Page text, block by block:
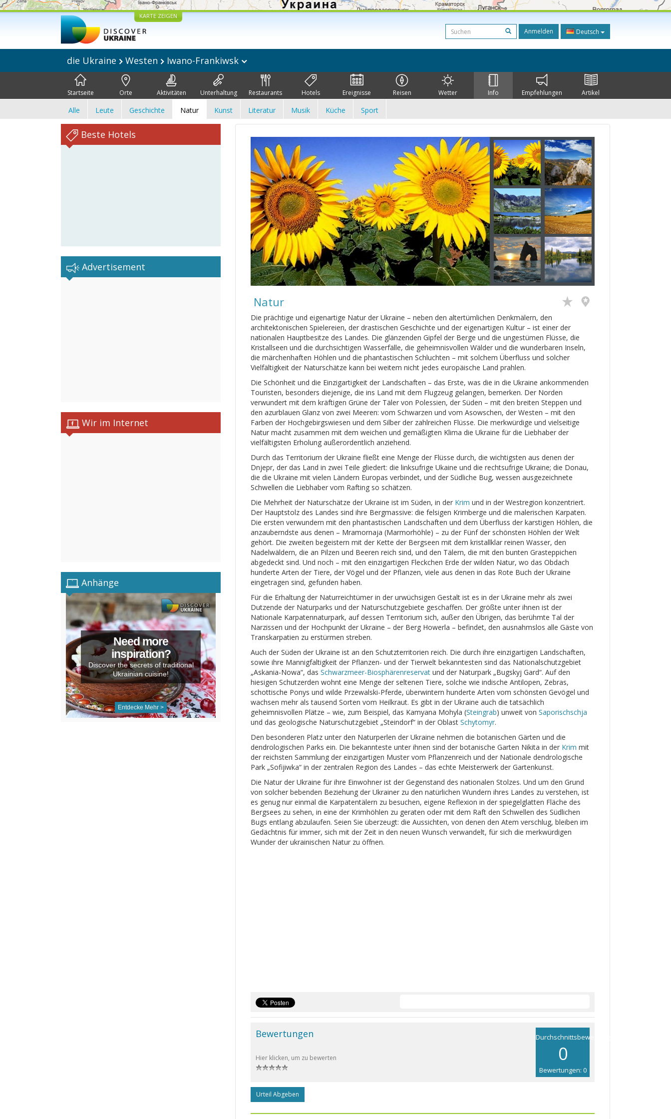
KARTE ZEIGEN
Anmelden Deutsch
die Ukraine Westen Iwano-Frankiwsk
Startseite Orte Aktivitäten Unterhaltung Restaurants Hotels Ereignisse Reisen Wetter Info Empfehlungen Artikel
Alle Leute Geschichte Natur Kunst Literatur Musik Küche Sport
Beste Hotels
Advertisement
Wir im Internet
Anhänge
Need more
inspiration?
Discover the secrets of traditional
Ukrainian cuisine!
Entdecke Mehr >
Natur
Die prächtige und eigenartige Natur der Ukraine – neben den altertümlichen Denkmälern, den
architektonischen Spielereien, der drastischen Geschichte und der eigenartigen Kultur – ist einer der
nationalen Hauptbesitze des Landes. Die glänzenden Gipfel der Berge und die ungestümen Flüsse, die
Kristallseen und die durchsichtigen Wasserfälle, die geheimnisvollen Wälder und die wunderbaren Inseln,
die märchenhaften Höhlen und die phantastischen Schluchten – mit solchem Überfluss und solcher
Vielfältigkeit der Naturschätze kann bei weitem nicht jedes europäische Land prahlen.
Die Schönheit und die Einzigartigkeit der Landschaften – das Erste, was die in die Ukraine ankommenden
Touristen, besonders diejenige, die ins Land mit dem Flugzeug gelangen, bemerken. Der Norden
verwundert mit dem kräftigen Grüne der Täler von Polessien, der Süden – mit den breiten Steppen und
den azurblauen Glanz von zwei Meeren: vom Schwarzen und vom Asowschen, der Westen – mit den
Farben der Hochgebirgswiesen und dem Silber der zahlreichen Flüsse. Die merkwürdige und vielseitige
Natur macht zusammen mit dem weichen und gemäßigten Klima die Ukraine für die Liebhaber der
vielfältigsten Erholung außerordentlich anziehend.
Durch das Territorium der Ukraine fließt eine Menge der Flüsse durch, die wichtigsten aus denen der
Dnjepr, der das Land in zwei Teile gliedert: die linksufrige Ukaine und die rechtsufrige Ukraine; die Donau,
die die Ukraine mit vielen Ländern Europas verbindet, und der Südliche Bug, wessen ausgezeichnete
Schwellen die Liebhaber vom Rafting so schätzen.
Die Mehrheit der Naturschätze der Ukraine ist im Süden, in der Krim und in der Westregion konzentriert.
Der Hauptstolz des Landes sind ihre Bergmassive: die felsigen Krimberge und die malerischen Karpaten.
Die ersten verwundern mit den phantastischen Landschaften und dem Überfluss der karstigen Höhlen, die
anzauberndste aus denen – Mramornaja (Marmorhöhle) – zu der Fünf der schönsten Höhlen der Welt
gehört. Die zweiten begeistern mit der Kette der Bergseen mit dem kristallklar reinen Wasser, den
Nadelwäldern, die an Pilzen und Beeren reich sind, und den Tälern, die mit den bunten Grasteppichen
abgedeckt sind. Und noch – mit den einzigartigen Fleckchen Erde der wilden Natur, wo das Obdach
hunderte Arten der Tiere, der Vögel und der Pflanzen, viele aus denen in das Rote Buch der Ukraine
eingetragen sind, gefunden haben.
Für die Erhaltung der Naturreichtümer in der urwüchsigen Gestalt ist es in der Ukraine mehr als zwei
Dutzende der Naturparks und der Naturschutzgebiete geschaffen. Der größte unter ihnen ist der
Nationale Karpatennaturpark, auf dessen Territorium sich, außer den Übrigen, das berühmte Tal der
Narzissen und der Hochpunkt der Ukraine – der Berg Howerla – befindet, den ausnahmslos alle Gäste von
Transkarpatien zu erstürmen streben.
Auch der Süden der Ukraine ist an den Schutzterritorien reich. Die durch ihre einzigartigen Landschaften,
sowie ihre Mannigfaltigkeit der Pflanzen- und der Tierwelt bekanntesten sind das Nationalschutzgebiet
„Askania-Nowa“, das Schwarzmeer-Biosphärenreservat und der Naturpark „Bugskyj Gard“. Auf den
hiesigen Schutzerden wohnt eine Menge der seltenen Tiere, solche wie indische Antilopen, Zebras,
schottische Ponys und wilde Przewalski-Pferde, überwintern hunderte Arten vom schönsten Gevögel und
wachsen mehr als tausend Sorten vom Heilkraut. Es gibt in der Ukraine auch die tatsächlich
geheimnisvollen Plätze – wie, zum Beispiel, das Kamyana Mohyla (Steingrab) unweit von Saporischschja
und das geologische Naturschutzgebiet „Steindorf“ in der Oblast Schytomyr.
Den besonderen Platz unter den Naturperlen der Ukraine nehmen die botanischen Gärten und die
dendrologischen Parks ein. Die bekannteste unter ihnen sind der botanische Garten Nikita in der Krim mit
der reichsten Sammlung der einzigartigen Muster vom Pflanzenreich und der Nationale dendrologische
Park „Sofijiwka“ in der zentralen Region des Landes – das echte Meisterwerk der Gartenkunst.
Die Natur der Ukraine für ihre Einwohner ist der Gegenstand des nationalen Stolzes. Und um den Grund
von solcher bebenden Beziehung der Ukrainer zu den natürlichen Wundern ihres Landes zu verstehen, ist
es genug nur einmal die Karpatentälern zu besuchen, eigene Reflexion in der spiegelglatten Fläche des
Bergsees zu sehen, in eine der Krimhöhlen zu geraten oder mit dem Raft den Schwellen des Südlichen
Bugs entlang abzulaufen. Seien Sie überzeugt: die Aussichten, von denen den Atem verschlug, bleiben im
Gedächtnis für immer, sich mit der Zeit in den neuen Wunsch verwandelt, für sich die merkwürdigen
Wunder der ukrainischen Natur zu öffnen.
Durchschnittsbewertung
0
Bewertungen: 0
Bewertungen
Hier klicken, um zu bewerten
Urteil Abgeben